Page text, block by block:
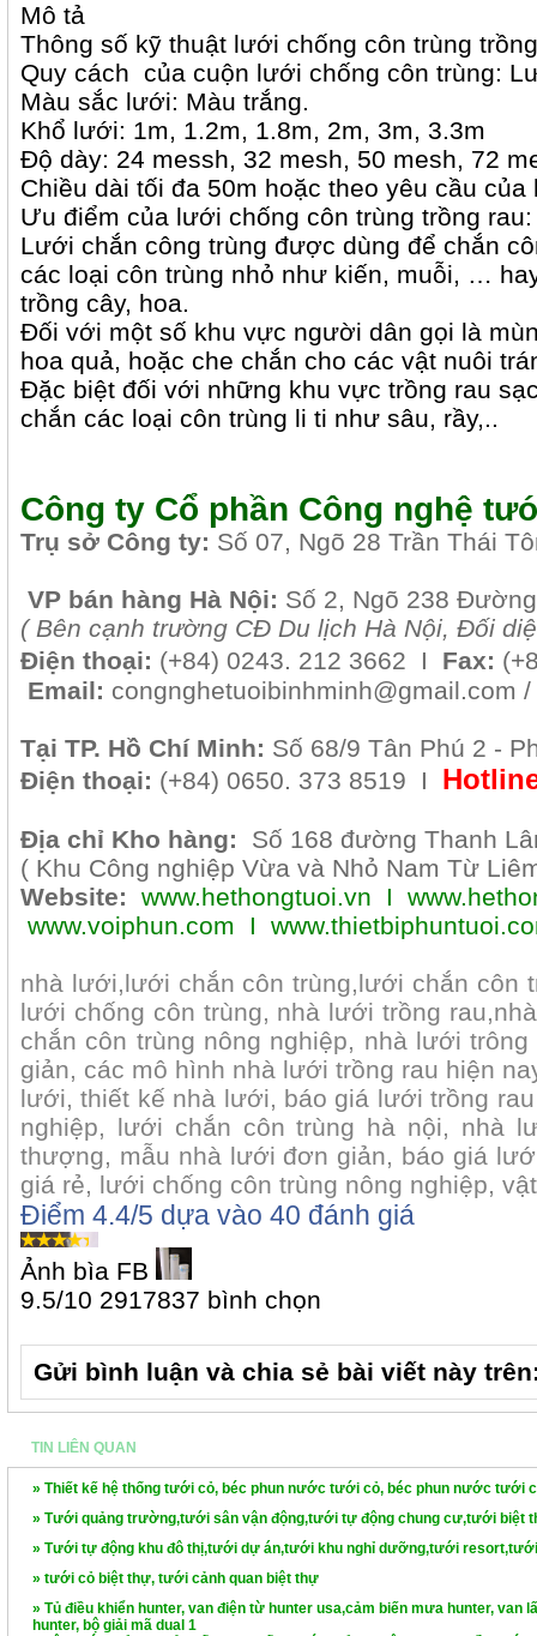
Mô tả
Thông số kỹ thuật lưới chống côn trùng
Quy cách của cuộn lưới chống côn trùng:
Màu sắc lưới: Màu trắng.
Khổ lưới: 1m, 1.2m, 1.8m, 2m, 3m, 3.3m
Độ dày: 24 messh, 32 mesh, 50 mesh, 72
Chiều dài tối đa 50m hoặc theo yêu cầu của
Ưu điểm của lưới chống côn trùng trồng rau:
Lưới chắn công trùng được dùng để chắn
các loại côn trùng nhỏ như kiến, muỗi, …
trồng cây, hoa.
Đối với một số khu vực người dân gọi là
hoa quả, hoặc che chắn cho các vật nuôi
Đặc biệt đối với những khu vực trồng rau
chắn các loại côn trùng li ti như sâu, rầy,..
Công ty Cổ phần Công nghệ
Trụ sở Công ty: Số 07, Ngõ 28 Trần Thái
VP bán hàng Hà Nội: Số 2, Ngõ 238
( Bên cạnh trường CĐ Du lịch Hà Nội, Đối
Điện thoại: (+84) 0243. 212 3662 I Fax:
Email: congnghetuoibinhminh@gmail.com /
Tại TP. Hồ Chí Minh: Số 68/9 Tân Phú 2 -
Điện thoại: (+84) 0650. 373 8519 I
Địa chỉ Kho hàng: Số 168 đường Thanh
( Khu Công nghiệp Vừa và Nhỏ Nam Từ
Website:
www.hethongtuoi.vn I
www.voiphun.com
I
nhà lưới,lưới chắn côn trùng,lưới chắn côn
lưới chống côn trùng, nhà lưới trồng
chắn côn trùng nông nghiệp, nhà lưới
giản, các mô hình nhà lưới trồng rau hiện
lưới, thiết kế nhà lưới, báo giá lưới trồng
nghiệp, lưới chắn côn trùng hà nội, nhà
thượng, mẫu nhà lưới đơn giản, báo giá
giá rẻ, lưới chống côn trùng nông nghiệp,
Điểm 4.4/5 dựa vào 40 đánh giá
Ảnh bìa FB
9.5/10 2917837 bình chọn
Gửi bình luận và chia sẻ bài viết này
TIN LIÊN QUAN
» Thiết kế hệ thống tưới cỏ, béc phun nước tưới cỏ, béc phun nước tưới
» Tưới quảng trường,tưới sân vận động,tưới tự động chung cư,tưới biệt
» Tưới tự động khu đô thị,tưới dự án,tưới khu nghỉ dưỡng,tưới
» tưới cỏ biệt thự, tưới cảnh quan biệt thự
» Tủ điều khiển hunter, van điện từ hunter usa,cảm biến mưa hunter, van
hunter, bộ giải mã dual 1